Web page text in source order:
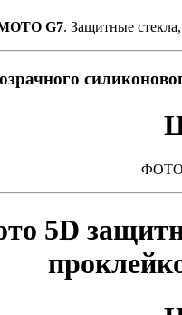
G7. Защитные
ФОТО
5D